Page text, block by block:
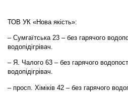
ТОВ УК «Нова якість»:
– Сумгаїтська 23 – без гарячого
водопідігрівач.
– Я. Чалого 63 – без гарячого
водопідігрівач.
– просп. Хіміків 42 – без гарячого